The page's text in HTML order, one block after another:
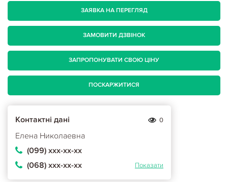
ЗАЯВКА НА ПЕРЕГЛЯД
ЗАМОВИТИ ДЗВІНОК
ЗАПРОПОНУВАТИ СВОЮ ЦІНУ
ПОСКАРЖИТИСЯ
Контактні дані 0
Елена Николаевна
(099) ххх-хх-хх
(068) ххх-хх-хх
Показати